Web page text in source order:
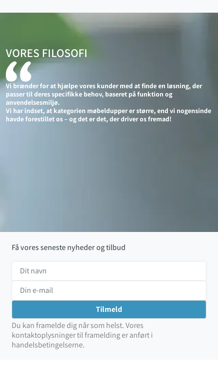
VORES FILOSOFI
Vi brænder for at hjælpe vores kunder med at finde en løsning, der
passer til deres specifikke behov, baseret på funktion og
anvendelsesmiljø.
Vi har indset, at kategorien møbeldupper er større, end vi nogensinde
havde forestillet os – og det er det, der driver os fremad!
Få vores seneste nyheder og tilbud
Du kan framelde dig når som helst. Vores
kontaktoplysninger til framelding er anført i
handelsbetingelserne.